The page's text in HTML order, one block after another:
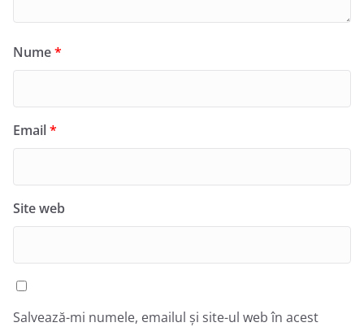
Nume*
Email*
Site web
Salvează-mi numele, emailul și site-ul web în acest